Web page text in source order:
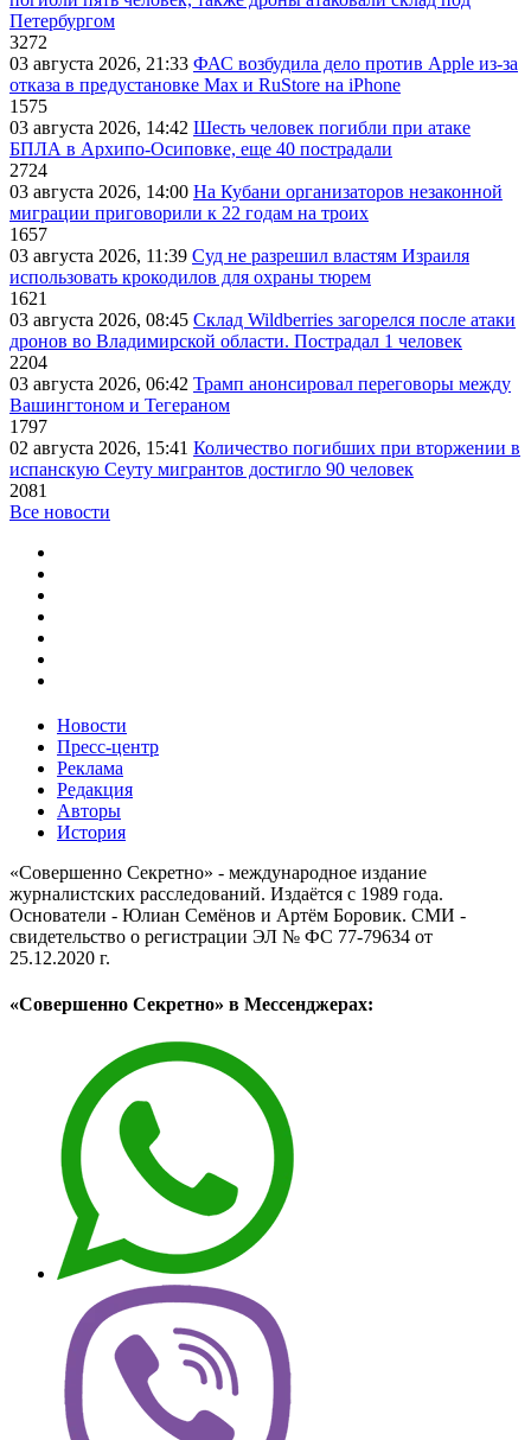
Петербургом
3272
03 августа 2026, 21:33 ФАС возбудила дело против Apple из-за
отказа в предустановке Max и RuStore на iPhone
1575
03 августа 2026, 14:42 Шесть человек погибли при атаке
БПЛА в Архипо-Осиповке, еще 40 пострадали
2724
03 августа 2026, 14:00 На Кубани организаторов незаконной
миграции приговорили к 22 годам на троих
1657
03 августа 2026, 11:39 Суд не разрешил властям Израиля
использовать крокодилов для охраны тюрем
1621
03 августа 2026, 08:45 Склад Wildberries загорелся после атаки
дронов во Владимирской области. Пострадал 1 человек
2204
03 августа 2026, 06:42 Трамп анонсировал переговоры между
Вашингтоном и Тегераном
1797
02 августа 2026, 15:41 Количество погибших при вторжении в
испанскую Сеуту мигрантов достигло 90 человек
2081
Все новости
Новости
Пресс-центр
Реклама
Редакция
Авторы
История
«Совершенно Секретно» - международное издание
журналистских расследований. Издаётся с 1989 года.
Основатели - Юлиан Семёнов и Артём Боровик. CМИ -
свидетельство о регистрации ЭЛ № ФС 77-79634 от
25.12.2020 г.
«Совершенно Секретно» в Мессенджерах: